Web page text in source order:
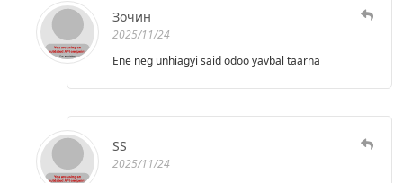
Зочин
2025/11/24
Ene neg unhiagyi said odoo yavbal taarna
SS
2025/11/24